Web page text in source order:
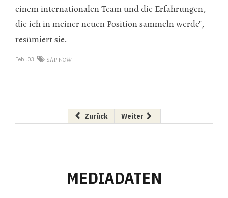
einem internationalen Team und die Erfahrungen,
die ich in meiner neuen Position sammeln werde",
resümiert sie.
Feb..03 SAP NOW
Vorheriger Beitrag: Neuer Bereichsleiter
Zurück Nächster Beitrag: Landschaft
Weiter
MEDIADATEN